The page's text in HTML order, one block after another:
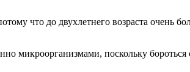
что до двухлетнего возраста очень
микроорганизмами, поскольку